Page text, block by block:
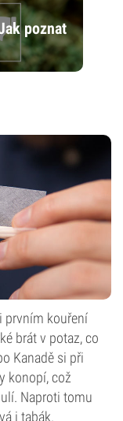
poznat
prvním kouření
brát v potaz, co
Kanadě si při
konopí, což
Naproti tomu
i tabák.